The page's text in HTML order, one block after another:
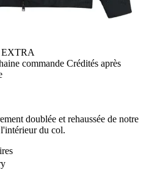
EXTRA
commande Crédités après
doublée et rehaussée de notre
du col.